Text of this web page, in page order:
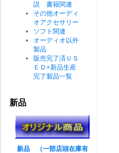
説 書籍関連
その他オーディ
オアクセサリー
ソフト関連
オーディオ以外
製品
販売完了済ＵＳ
ＥＤ+新品生産
完了製品一覧
新品
新品 （一部店頭在庫有